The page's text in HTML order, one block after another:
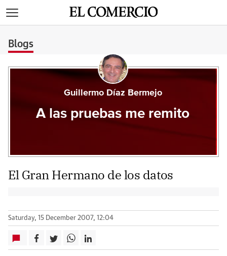
Blogs
Guillermo Díaz Bermejo
A las pruebas me remito
El Gran Hermano de los datos
Saturday, 15 December 2007, 12:04